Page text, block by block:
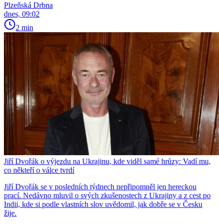
Plzeňská Drbna
dnes, 09:02
2 min
Jiří Dvořák o výjezdu na Ukrajinu, kde viděl samé hrůzy: Vadí mu,
co někteří o válce tvrdí
Jiří Dvořák se v posledních týdnech nepřipomněl jen hereckou
prací. Nedávno mluvil o svých zkušenostech z Ukrajiny a z cest po
Indii, kde si podle vlastních slov uvědomil, jak dobře se v Česku
žije.